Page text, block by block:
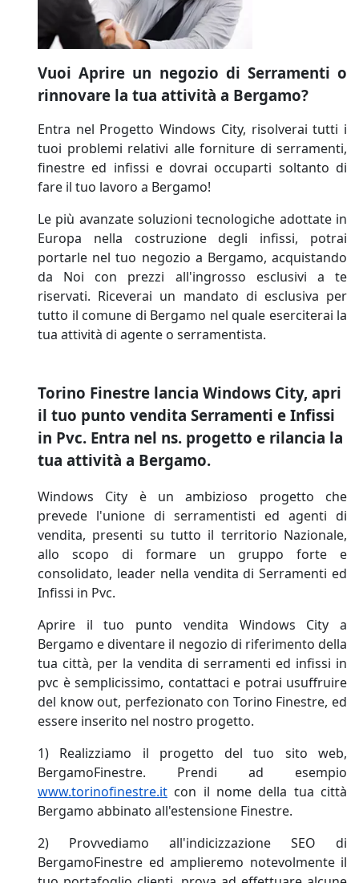
Vuoi Aprire un negozio di Serramenti o
rinnovare la tua attività a Bergamo?
Entra nel Progetto Windows City, risolverai tutti i
tuoi problemi relativi alle forniture di serramenti,
finestre ed infissi e dovrai occuparti soltanto di
fare il tuo lavoro a Bergamo!
Le più avanzate soluzioni tecnologiche adottate in
Europa nella costruzione degli infissi, potrai
portarle nel tuo negozio a Bergamo, acquistando
da Noi con prezzi all'ingrosso esclusivi a te
riservati. Riceverai un mandato di esclusiva per
tutto il comune di Bergamo nel quale eserciterai la
tua attività di agente o serramentista.
Torino Finestre lancia Windows City, apri
il tuo punto vendita Serramenti e Infissi
in Pvc. Entra nel ns. progetto e rilancia la
tua attività a Bergamo.
Windows City è un ambizioso progetto che
prevede l'unione di serramentisti ed agenti di
vendita, presenti su tutto il territorio Nazionale,
allo scopo di formare un gruppo forte e
consolidato, leader nella vendita di Serramenti ed
Infissi in Pvc.
Aprire il tuo punto vendita Windows City a
Bergamo e diventare il negozio di riferimento della
tua città, per la vendita di serramenti ed infissi in
pvc è semplicissimo, contattaci e potrai usuffruire
del know out, perfezionato con Torino Finestre, ed
essere inserito nel nostro progetto.
1) Realizziamo il progetto del tuo sito web,
BergamoFinestre. Prendi ad esempio
www.torinofinestre.it con il nome della tua città
Bergamo abbinato all'estensione Finestre.
2) Provvediamo all'indicizzazione SEO di
BergamoFinestre ed amplieremo notevolmente il